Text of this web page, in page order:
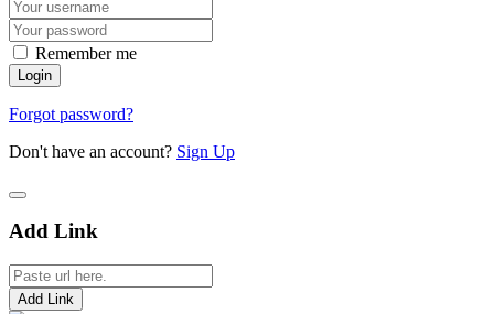
Remember me
Forgot password?
Don't have an account? Sign Up
Add Link
Add Link